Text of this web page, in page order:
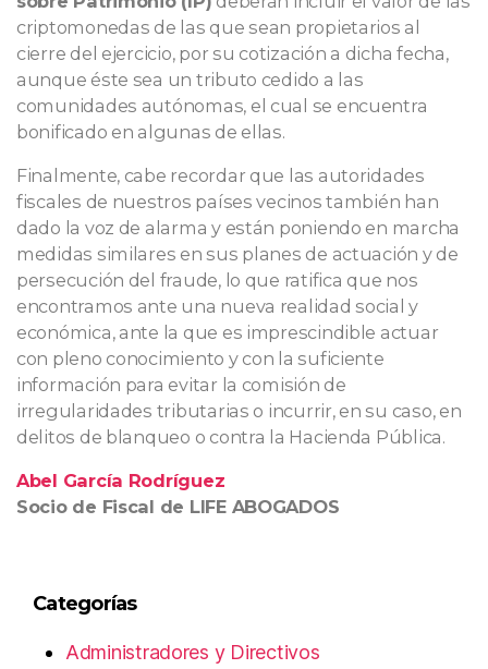
criptomonedas de las que sean propietarios al
cierre del ejercicio, por su cotización a dicha fecha,
aunque éste sea un tributo cedido a las
comunidades autónomas, el cual se encuentra
bonificado en algunas de ellas.
Finalmente, cabe recordar que las autoridades
fiscales de nuestros países vecinos también han
dado la voz de alarma y están poniendo en marcha
medidas similares en sus planes de actuación y de
persecución del fraude, lo que ratifica que nos
encontramos ante una nueva realidad social y
económica, ante la que es imprescindible actuar
con pleno conocimiento y con la suficiente
información para evitar la comisión de
irregularidades tributarias o incurrir, en su caso, en
delitos de blanqueo o contra la Hacienda Pública.
Abel García Rodríguez
Socio de Fiscal de LIFE ABOGADOS
Categorías
Administradores y Directivos